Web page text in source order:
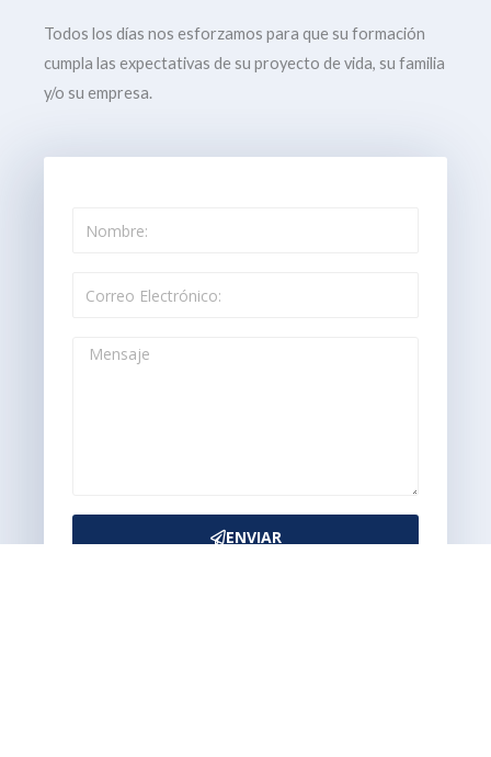
Todos los días nos esforzamos para que su formación
cumpla las expectativas de su proyecto de vida, su familia
y/o su empresa.
ENVIAR